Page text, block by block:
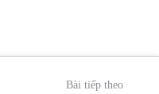
Bài tiếp theo